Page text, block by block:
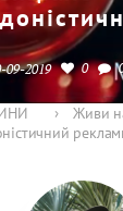
09-2019 0
›
Живи